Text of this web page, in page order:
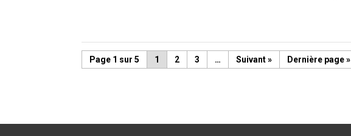
Page 1 sur 5 1 2 3 … » Dernière page »